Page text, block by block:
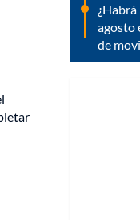
agosto
de